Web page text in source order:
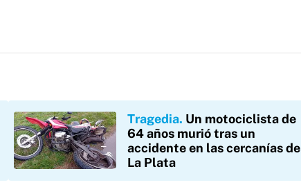
Tragedia Un motociclista de
64 años murió tras un
accidente en las cercanías de
La Plata